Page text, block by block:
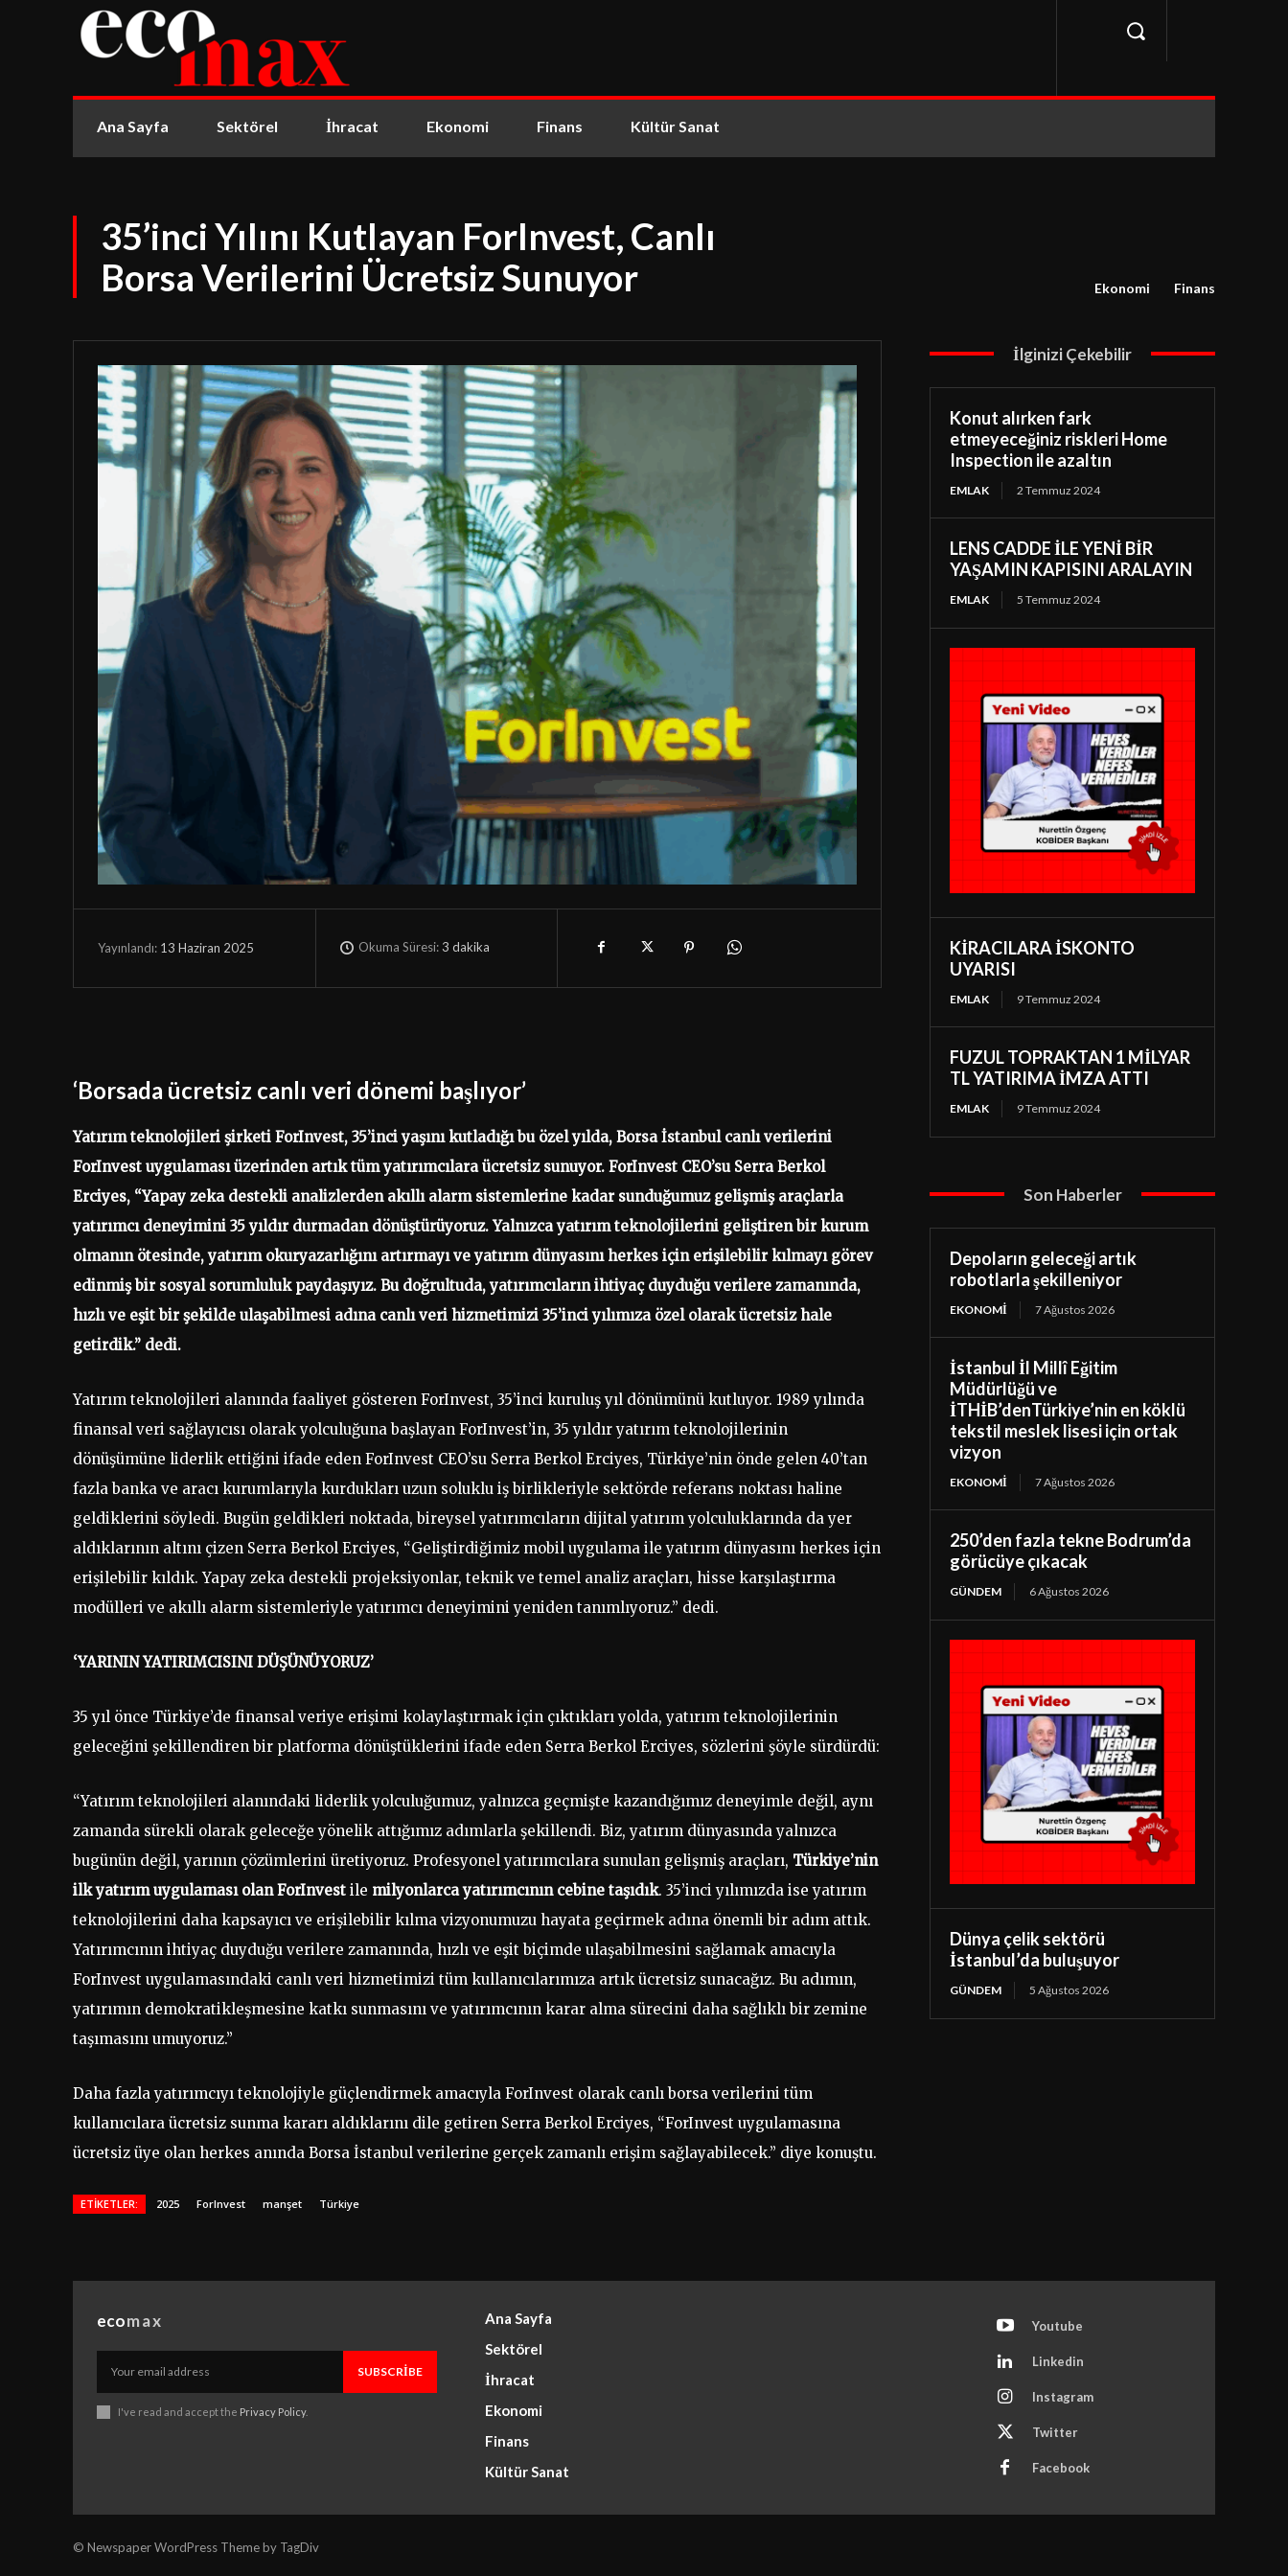
Ana Sayfa Sektörel İhracat Ekonomi Finans Kültür Sanat
35’inci Yılını Kutlayan ForInvest, Canlı
Borsa Verilerini Ücretsiz Sunuyor
Ekonomi Finans
Yayınlandı: 13 Haziran 2025 Okuma Süresi:3 dakika
‘Borsada ücretsiz canlı veri dönemi başlıyor’
Yatırım teknolojileri şirketi ForInvest, 35’inci yaşını kutladığı bu özel yılda, Borsa İstanbul canlı verilerini
ForInvest uygulaması üzerinden artık tüm yatırımcılara ücretsiz sunuyor. ForInvest CEO’su Serra Berkol
Erciyes, “Yapay zeka destekli analizlerden akıllı alarm sistemlerine kadar sunduğumuz gelişmiş araçlarla
yatırımcı deneyimini 35 yıldır durmadan dönüştürüyoruz. Yalnızca yatırım teknolojilerini geliştiren bir kurum
olmanın ötesinde, yatırım okuryazarlığını artırmayı ve yatırım dünyasını herkes için erişilebilir kılmayı görev
edinmiş bir sosyal sorumluluk paydaşıyız. Bu doğrultuda, yatırımcıların ihtiyaç duyduğu verilere zamanında,
hızlı ve eşit bir şekilde ulaşabilmesi adına canlı veri hizmetimizi 35’inci yılımıza özel olarak ücretsiz hale
getirdik.” dedi.
Yatırım teknolojileri alanında faaliyet gösteren ForInvest, 35’inci kuruluş yıl dönümünü kutluyor. 1989 yılında
finansal veri sağlayıcısı olarak yolculuğuna başlayan ForInvest’in, 35 yıldır yatırım teknolojilerinin
dönüşümüne liderlik ettiğini ifade eden ForInvest CEO’su Serra Berkol Erciyes, Türkiye’nin önde gelen 40’tan
fazla banka ve aracı kurumlarıyla kurdukları uzun soluklu iş birlikleriyle sektörde referans noktası haline
geldiklerini söyledi. Bugün geldikleri noktada, bireysel yatırımcıların dijital yatırım yolculuklarında da yer
aldıklarının altını çizen Serra Berkol Erciyes, “Geliştirdiğimiz mobil uygulama ile yatırım dünyasını herkes için
erişilebilir kıldık. Yapay zeka destekli projeksiyonlar, teknik ve temel analiz araçları, hisse karşılaştırma
modülleri ve akıllı alarm sistemleriyle yatırımcı deneyimini yeniden tanımlıyoruz.” dedi.
‘YARININ YATIRIMCISINI DÜŞÜNÜYORUZ’
35 yıl önce Türkiye’de finansal veriye erişimi kolaylaştırmak için çıktıkları yolda, yatırım teknolojilerinin
geleceğini şekillendiren bir platforma dönüştüklerini ifade eden Serra Berkol Erciyes, sözlerini şöyle sürdürdü:
“Yatırım teknolojileri alanındaki liderlik yolculuğumuz, yalnızca geçmişte kazandığımız deneyimle değil, aynı
zamanda sürekli olarak geleceğe yönelik attığımız adımlarla şekillendi. Biz, yatırım dünyasında yalnızca
bugünün değil, yarının çözümlerini üretiyoruz. Profesyonel yatırımcılara sunulan gelişmiş araçları, Türkiye’nin
ilk yatırım uygulaması olan ForInvest ile milyonlarca yatırımcının cebine taşıdık. 35’inci yılımızda ise yatırım
teknolojilerini daha kapsayıcı ve erişilebilir kılma vizyonumuzu hayata geçirmek adına önemli bir adım attık.
Yatırımcının ihtiyaç duyduğu verilere zamanında, hızlı ve eşit biçimde ulaşabilmesini sağlamak amacıyla
ForInvest uygulamasındaki canlı veri hizmetimizi tüm kullanıcılarımıza artık ücretsiz sunacağız. Bu adımın,
yatırımın demokratikleşmesine katkı sunmasını ve yatırımcının karar alma sürecini daha sağlıklı bir zemine
taşımasını umuyoruz.”
Daha fazla yatırımcıyı teknolojiyle güçlendirmek amacıyla ForInvest olarak canlı borsa verilerini tüm
kullanıcılara ücretsiz sunma kararı aldıklarını dile getiren Serra Berkol Erciyes, “ForInvest uygulamasına
ücretsiz üye olan herkes anında Borsa İstanbul verilerine gerçek zamanlı erişim sağlayabilecek.” diye konuştu.
ETIKETLER: 2025 ForInvest manşet Türkiye
İlginizi Çekebilir
Konut alırken fark
etmeyeceğiniz riskleri Home
Inspection ile azaltın
EMLAK 2 Temmuz 2024
LENS CADDE İLE YENİ BİR
YAŞAMIN KAPISINI ARALAYIN
EMLAK 5 Temmuz 2024
KİRACILARA İSKONTO
UYARISI
EMLAK 9 Temmuz 2024
FUZUL TOPRAKTAN 1 MİLYAR
TL YATIRIMA İMZA ATTI
EMLAK 9 Temmuz 2024
Son Haberler
Depoların geleceği artık
robotlarla şekilleniyor
EKONOMI 7 Ağustos 2026
İstanbul İl Millî Eğitim
Müdürlüğü ve
İTHİB’denTürkiye’nin en köklü
tekstil meslek lisesi için ortak
vizyon
EKONOMI 7 Ağustos 2026
250’den fazla tekne Bodrum’da
görücüye çıkacak
GÜNDEM 6 Ağustos 2026
Dünya çelik sektörü
İstanbul’da buluşuyor
GÜNDEM 5 Ağustos 2026
ecomax
SUBSCRIBE
I've read and accept the Privacy Policy.
Ana Sayfa
Sektörel
İhracat
Ekonomi
Finans
Kültür Sanat
Youtube
Linkedin
Instagram
Twitter
Facebook
© Newspaper WordPress Theme by TagDiv